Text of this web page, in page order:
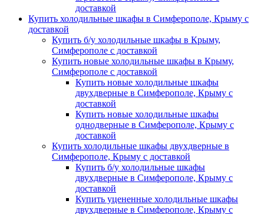
доставкой
Купить холодильные шкафы в Симферополе, Крыму с
доставкой
Купить б/у холодильные шкафы в Крыму,
Симферополе с доставкой
Купить новые холодильные шкафы в Крыму,
Симферополе с доставкой
Купить новые холодильные шкафы
двухдверные в Симферополе, Крыму с
доставкой
Купить новые холодильные шкафы
однодверные в Симферополе, Крыму с
доставкой
Купить холодильные шкафы двухдверные в
Симферополе, Крыму с доставкой
Купить б/у холодильные шкафы
двухдверные в Симферополе, Крыму с
доставкой
Купить уцененные холодильные шкафы
двухдверные в Симферополе, Крыму с